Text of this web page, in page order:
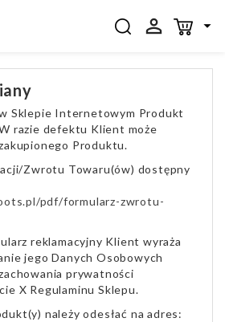


Sklepie Internetowym Produkt
razie defektu Klient może
Produktu.
Zwrotu Towaru(ów) dostępny
pdf/formularz-zwrotu-
reklamacyjny Klient wyraża
jego Danych Osobowych
prywatności
X Regulaminu Sklepu.
należy odesłać na adres: